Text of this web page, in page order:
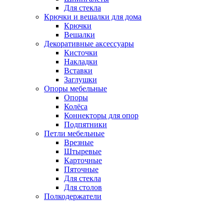
Для стекла
Крючки и вешалки для дома
Крючки
Вешалки
Декоративные аксессуары
Кисточки
Накладки
Вставки
Заглушки
Опоры мебельные
Опоры
Колёса
Коннекторы для опор
Подпятники
Петли мебельные
Врезные
Штыревые
Карточные
Пяточные
Для стекла
Для столов
Полкодержатели